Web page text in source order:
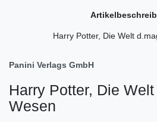
Harry Potter, Die Welt
Panini Verlags GmbH
Harry Potter, Die
Wesen